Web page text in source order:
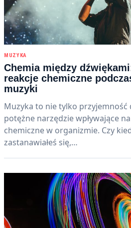
MUZYKA
Chemia między
reakcje chemiczne
muzyki
Muzyka to nie tylko przyjemność
potężne narzędzie wpływające
chemiczne w organizmie. Czy
zastanawiałeś się,…